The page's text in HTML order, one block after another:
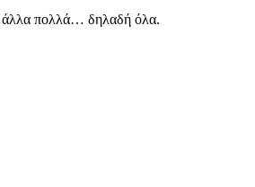
πολλά… δηλαδή όλα.